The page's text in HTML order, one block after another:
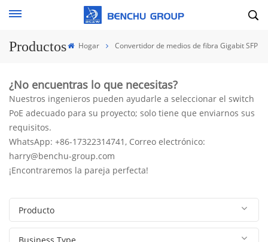
Productos Hogar Convertidor de medios de fibra Gigabit SFP
¿No encuentras lo que necesitas?
Nuestros ingenieros pueden ayudarle a seleccionar el switch
PoE adecuado para su proyecto; solo tiene que enviarnos sus
requisitos.
WhatsApp: +86-17322314741, Correo electrónico:
harry@benchu-group.com
¡Encontraremos la pareja perfecta!